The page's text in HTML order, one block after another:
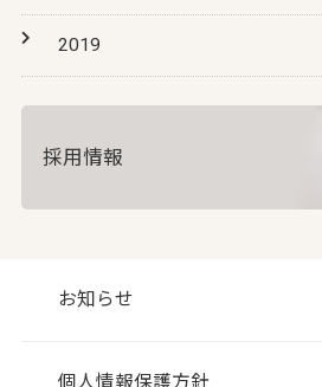
2019
採用情報
お知らせ
個人情報保護方針